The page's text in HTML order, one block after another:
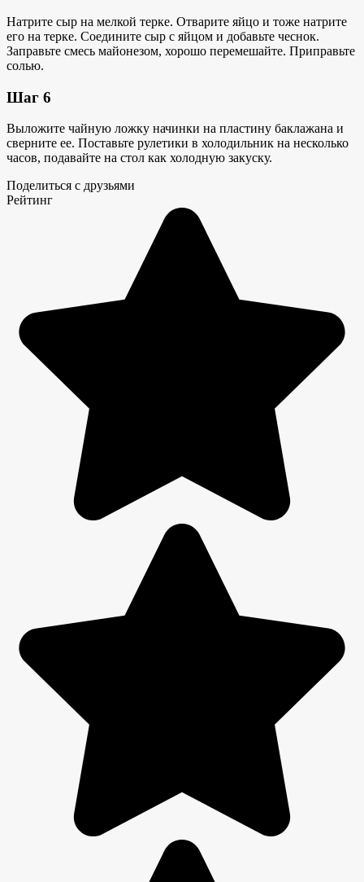
Натрите сыр на мелкой терке. Отварите яйцо и тоже натрите
его на терке. Соедините сыр с яйцом и добавьте чеснок.
Заправьте смесь майонезом, хорошо перемешайте. Приправьте
солью.
Шаг 6
Выложите чайную ложку начинки на пластину баклажана и
сверните ее. Поставьте рулетики в холодильник на несколько
часов, подавайте на стол как холодную закуску.
Поделиться с друзьями
Рейтинг